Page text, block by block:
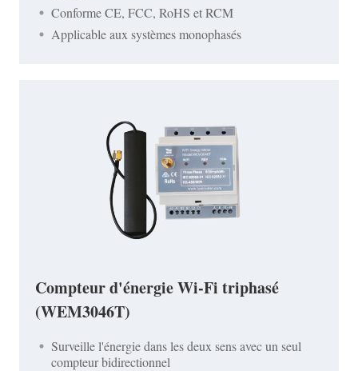
Conforme CE, FCC, RoHS et RCM
Applicable aux systèmes monophasés
Compteur d'énergie Wi-Fi triphasé
(WEM3046T)
Surveille l'énergie dans les deux sens avec un seul
compteur bidirectionnel